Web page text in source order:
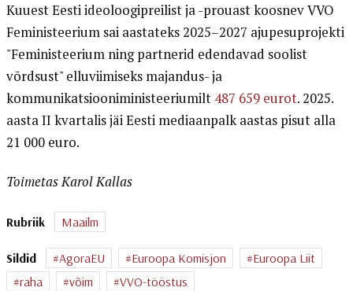
Kuuest Eesti ideoloogipreilist ja -prouast koosnev VVO
Feministeerium sai aastateks 2025–2027 ajupesuprojekti
"Feministeerium ning partnerid edendavad soolist
võrdsust" elluviimiseks majandus- ja
kommunikatsiooniministeeriumilt 487 659 eurot. 2025.
aasta II kvartalis jäi Eesti mediaanpalk aastas pisut alla
21 000 euro.
Toimetas Karol Kallas
Rubriik Maailm
Sildid AgoraEU Euroopa Komisjon
Euroopa Liit
raha
võim VVO-tööstus